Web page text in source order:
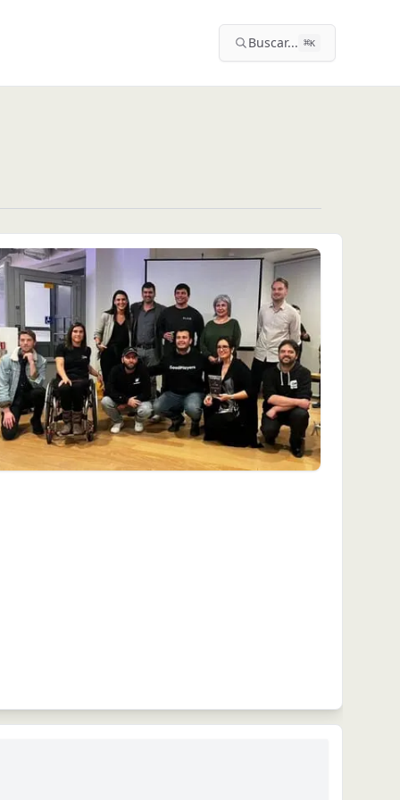
Buscar... ⌘K